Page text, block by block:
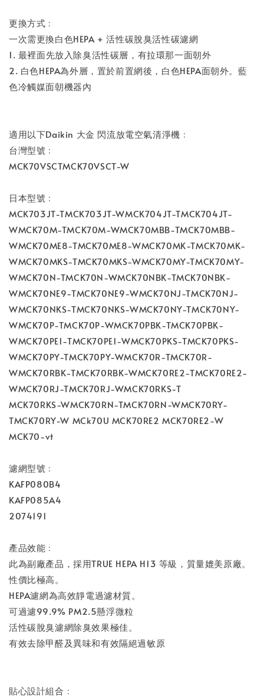
更換方式﹕
一次需更換白色HEPA + 活性碳脫臭活性碳濾網
1. 最裡面先放入除臭活性碳層，有拉環那一面朝外
2. 白色HEPA為外層，置於前置網後，白色HEPA面朝外。藍
色冷觸媒面朝機器內
適用以下Daikin 大金 閃流放電空氣清淨機﹕
台灣型號﹕
MCK70VSCTMCK70VSCT-W
日本型號﹕
MCK703JT-TMCK703JT-WMCK704JT-TMCK704JT-
WMCK70M-TMCK70M-WMCK70MBB-TMCK70MBB-
WMCK70ME8-TMCK70ME8-WMCK70MK-TMCK70MK-
WMCK70MKS-TMCK70MKS-WMCK70MY-TMCK70MY-
WMCK70N-TMCK70N-WMCK70NBK-TMCK70NBK-
WMCK70NE9-TMCK70NE9-WMCK70NJ-TMCK70NJ-
WMCK70NKS-TMCK70NKS-WMCK70NY-TMCK70NY-
WMCK70P-TMCK70P-WMCK70PBK-TMCK70PBK-
WMCK70PE1-TMCK70PE1-WMCK70PKS-TMCK70PKS-
WMCK70PY-TMCK70PY-WMCK70R-TMCK70R-
WMCK70RBK-TMCK70RBK-WMCK70RE2-TMCK70RE2-
WMCK70RJ-TMCK70RJ-WMCK70RKS-T
MCK70RKS-WMCK70RN-TMCK70RN-WMCK70RY-
TMCK70RY-W MCk70U MCK70RE2 MCK70RE2-W
MCK70-vt
濾網型號﹕
KAFP080B4
KAFP085A4
2074191
產品效能﹕
此為副廠產品，採用TRUE HEPA H13 等級，質量媲美原廠。
性價比極高。
HEPA濾網為高效靜電過濾材質。
可過濾99.9% PM2.5懸浮微粒
活性碳脫臭濾網除臭效果極佳。
有效去除甲醛及異味和有效隔絕過敏原
貼心設計組合﹕